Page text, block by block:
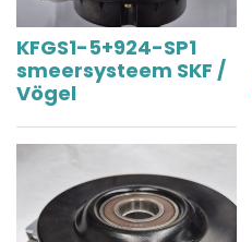
KFGS1-5+924-SP1
smeersysteem SKF /
Vögel